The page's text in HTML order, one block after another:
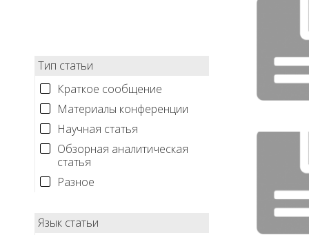
Тип статьи
Краткое сообщение
Материалы конференции
Научная статья
Обзорная аналитическая
статья
Разное
Язык статьи